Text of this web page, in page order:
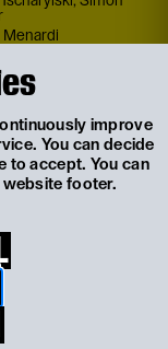
improve
You can decide
to accept. You can
website footer.
Menardi